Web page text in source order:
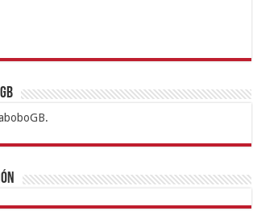
KralbetSupertotobetTipobetMatadorbetMariobet